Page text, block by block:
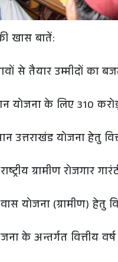
खास बातें:
से तैयार उम्मीदों का
योजना के लिए 310
उत्तराखंड योजना हेतु
ग्रामीण
योजना (ग्रामीण) हेतु
के अन्तर्गत वित्तीय